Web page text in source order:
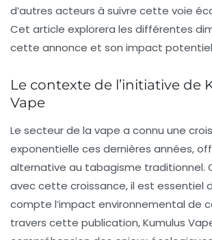
d’autres acteurs à suivre cette voie
Cet article explorera les différentes
cette annonce et son impact
Le contexte de l’initiative de
Vape
Le secteur de la vape a connu une
exponentielle ces dernières années,
alternative au tabagisme traditionnel.
avec cette croissance, il est essentiel
compte l’impact environnemental de
travers cette publication, Kumulus